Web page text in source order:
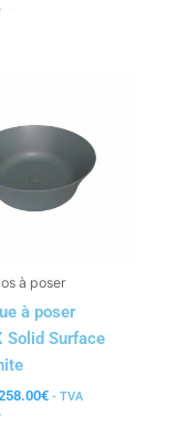
à poser
à poser
Solid Surface
€ - TVA